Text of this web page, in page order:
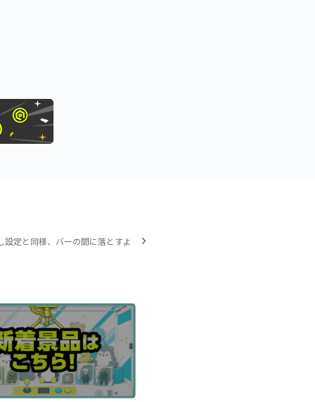
定と同様、バーの間に落とすよ